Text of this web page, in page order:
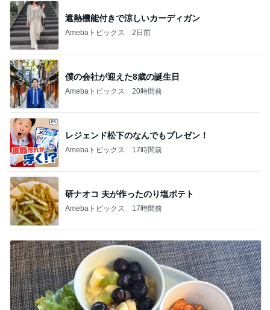
遮熱機能付きで涼しいカーディガン
Amebaトピックス 2日前
僕の会社が迎えた8歳の誕生日
Amebaトピックス 20時間前
レジェンド松下のなんでもプレゼン！
Amebaトピックス 17時間前
研ナオコ 夫が作ったのり塩ポテト
Amebaトピックス 17時間前